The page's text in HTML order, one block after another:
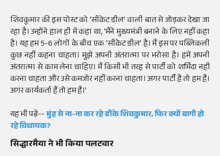
शिवकुमार की इस पोस्ट को 'सीक्रेट डील' वाली बात से जोड़कर देखा जा
रहा है। उन्होंने हाल ही में कहा था, 'मैंने मुख्यमंत्री बनाने के लिए नहीं कहा
है। यह हम 5-6 लोगों के बीच एक 'सीक्रेट डील' है। मैं इस पर पब्लिकली
कुछ नहीं कहना चाहता। मुझे अपनी अंतरात्मा पर भरोसा है। हमें अपनी
अंतरात्मा से काम लेना चाहिए। मैं किसी भी तरह से पार्टी को शर्मिंदा नहीं
करना चाहता और उसे कमजोर नहीं करना चाहता। अगर पार्टी है तो हम हैं।
अगर कार्यकर्ता हैं तो हम हैं।'
यह भी पढ़ें--मुंह से ना-ना कर रहे डीके शिवकुमार, फिर क्यों बागी हो
रहे विधायक?
सिद्धारमैया ने भी किया पलटवार